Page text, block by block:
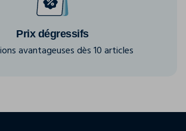
Prix dégressifs
avantageuses dès 10 articles